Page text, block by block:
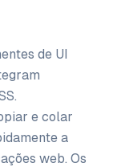
de UI
e colar
a
web. Os